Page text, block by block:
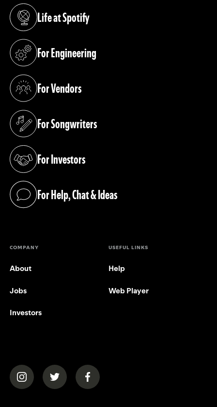
Life at Spotify
(opens in a new tab)
For Engineering
(opens in a new tab)
For Vendors
(opens in a new tab)
For Songwriters
(opens in a new tab)
For Investors
(opens in a new tab)
For Help, Chat & Ideas
(opens in a new tab)
COMPANY
About
Jobs
Investors
USEFUL LINKS
Help
Web Player
(opens in a new tab)(opens in a new tab)(opens in a new tab)